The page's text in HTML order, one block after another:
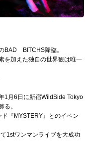
BAD BITCHS降臨。
を加えた独自の世界観は唯一
1月6日に新宿WildSide Tokyo
る。
『MYSTERY』とのイベン
1stワンマンライブを大成功